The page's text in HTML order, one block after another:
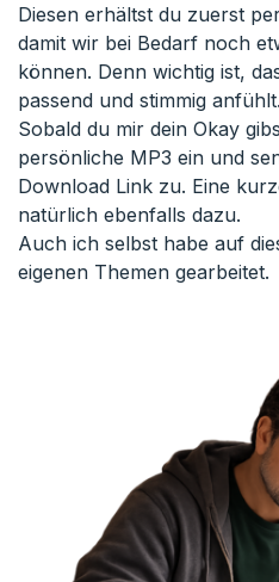
Diesen erhältst du zuerst
damit wir bei Bedarf noch
können. Denn wichtig ist,
passend und stimmig anfühlt.
Sobald du mir dein Okay
persönliche MP3 ein und
Download Link zu. Eine
natürlich ebenfalls dazu.
Auch ich selbst habe auf
eigenen Themen gearbeitet.